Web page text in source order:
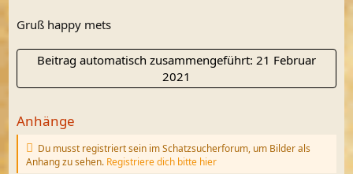
Gruß happy mets
Beitrag automatisch zusammengeführt: 21 Februar
2021
Anhänge
Du musst registriert sein im Schatzsucherforum, um Bilder als
Anhang zu sehen. Registriere dich bitte hier